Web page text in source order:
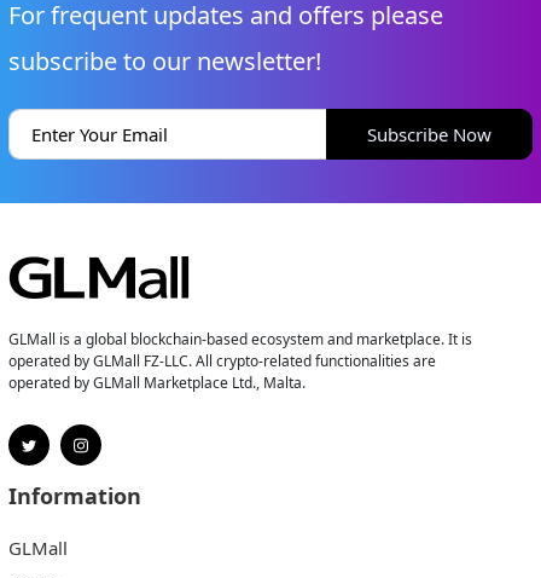
For frequent updates and offers please
subscribe to our newsletter!
Subscribe Now
GLMall is a global blockchain-based ecosystem and marketplace. It is
operated by GLMall FZ-LLC. All crypto-related functionalities are
operated by GLMall Marketplace Ltd., Malta.
Information
GLMall